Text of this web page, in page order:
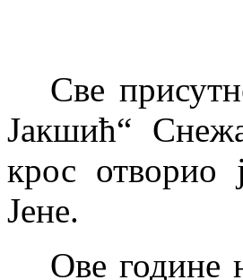
Све
Јакшић“
крос отворио
Јене.
Ове године